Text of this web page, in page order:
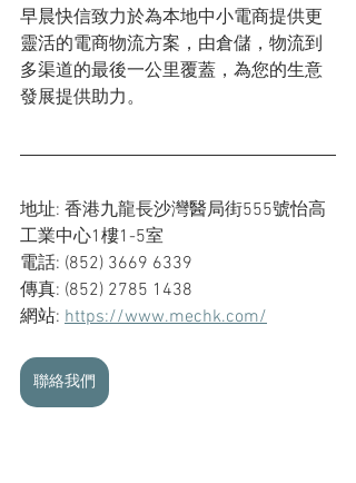
早晨快信致力於為本地中小電商提供更
靈活的電商物流方案，由倉儲，物流到
多渠道的最後一公里覆蓋，為您的生意
發展提供助力。
地址: 香港九龍長沙灣醫局街555號怡高
工業中心1樓1-5室
電話: (852) 3669 6339
傳真: (852) 2785 1438
網站: https://www.mechk.com/
聯絡我們